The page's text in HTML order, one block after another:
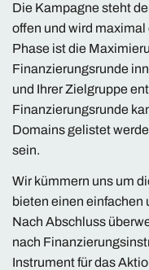
Die Kampagne steht
offen und wird maximal
Phase ist die
Finanzierungsrunde
und Ihrer Zielgruppe
Finanzierungsrunde
Domains gelistet
sein.
Wir kümmern uns um
bieten einen einfachen
Nach Abschluss
nach
Instrument für das